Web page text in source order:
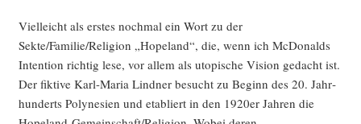
Viel­leicht als ers­tes noch­mal ein Wort zu der
Sekte/Familie/Religion „Hope­land“, die, wenn ich McDo­nalds
Inten­ti­on rich­tig lese, vor allem als uto­pi­sche Visi­on gedacht ist.
Der fik­ti­ve Karl-Maria Lind­ner besucht zu Beginn des 20. Jahr­
hun­derts Poly­ne­si­en und eta­bliert in den 1920er Jah­ren die